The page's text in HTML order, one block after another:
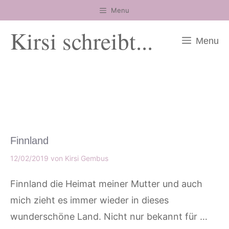
Inhalt
springen
Menu
Kirsi schreibt... Menu
Finnland
12/02/2019 von Kirsi Gembus
Finnland die Heimat meiner Mutter und auch
mich zieht es immer wieder in dieses
wunderschöne Land. Nicht nur bekannt für …